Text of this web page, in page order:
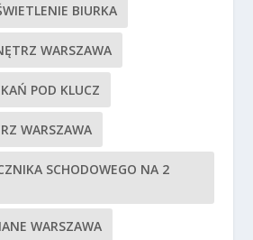
BIURKA
WARSZAWA
POD KLUCZ
WARSZAWA
SCHODOWEGO NA 2
WARSZAWA